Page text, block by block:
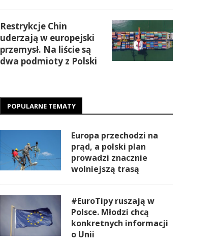
Restrykcje Chin
uderzają w europejski
przemysł. Na liście są
dwa podmioty z Polski
POPULARNE TEMATY
Europa przechodzi na
prąd, a polski plan
prowadzi znacznie
wolniejszą trasą
#EuroTipy ruszają w
Polsce. Młodzi chcą
konkretnych informacji
o Unii